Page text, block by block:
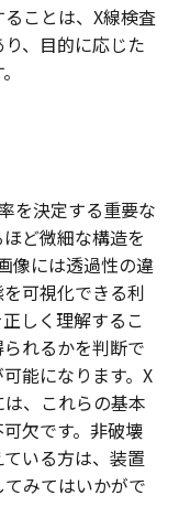
ことは、X線検査
、目的に応じた
を決定する重要な
ど微細な構造を
像には透過性の違
可視化できる利
しく理解するこ
れるかを判断で
能になります。X
、これらの基本
欠です。非破壊
いる方は、装置
みてはいかがで